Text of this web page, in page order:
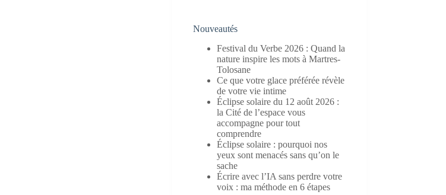
Nouveautés
Festival du Verbe 2026 : Quand la
nature inspire les mots à Martres-
Tolosane
Ce que votre glace préférée révèle
de votre vie intime
Éclipse solaire du 12 août 2026 :
la Cité de l’espace vous
accompagne pour tout
comprendre
Éclipse solaire : pourquoi nos
yeux sont menacés sans qu’on le
sache
Écrire avec l’IA sans perdre votre
voix : ma méthode en 6 étapes